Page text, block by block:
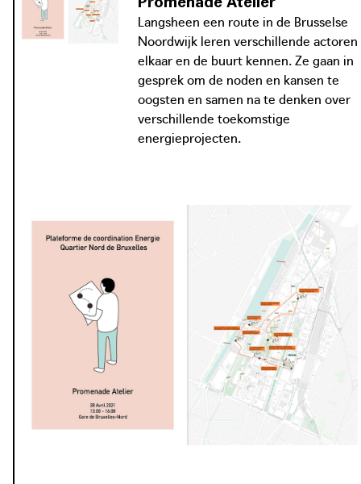
in de Noordwijk.
download / view PDF:
Presentatie Promenade Atelier
Langsheen een route in de Brusselse
Noordwijk leren verschillende actoren
elkaar en de buurt kennen. Ze gaan in
gesprek om de noden en kansen te
oogsten en samen na te denken over
verschillende toekomstige
energieprojecten.